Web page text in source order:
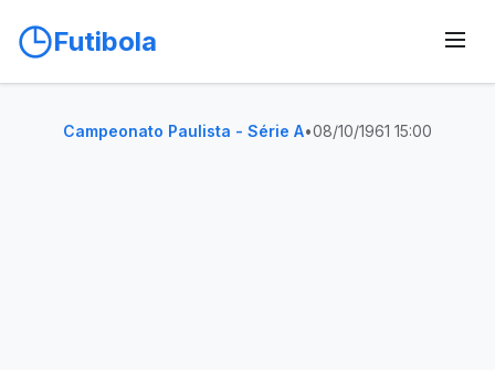
Futibola
Campeonato Paulista - Série A•08/10/1961 15:00